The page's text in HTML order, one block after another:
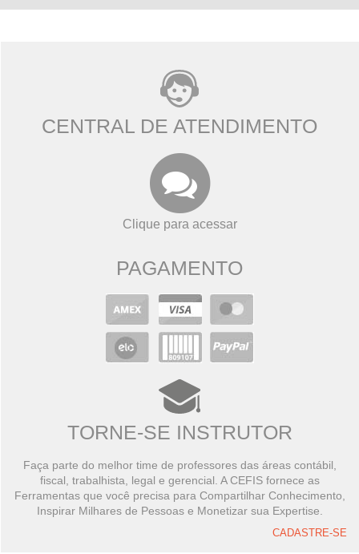
CENTRAL DE ATENDIMENTO
Clique para acessar
PAGAMENTO
TORNE-SE INSTRUTOR
Faça parte do melhor time de professores das áreas contábil,
fiscal, trabalhista, legal e gerencial. A CEFIS fornece as
Ferramentas que você precisa para Compartilhar Conhecimento,
Inspirar Milhares de Pessoas e Monetizar sua Expertise.
CADASTRE-SE